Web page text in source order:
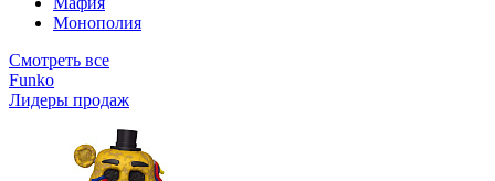
Монополия
Смотреть все
Funko
Лидеры продаж